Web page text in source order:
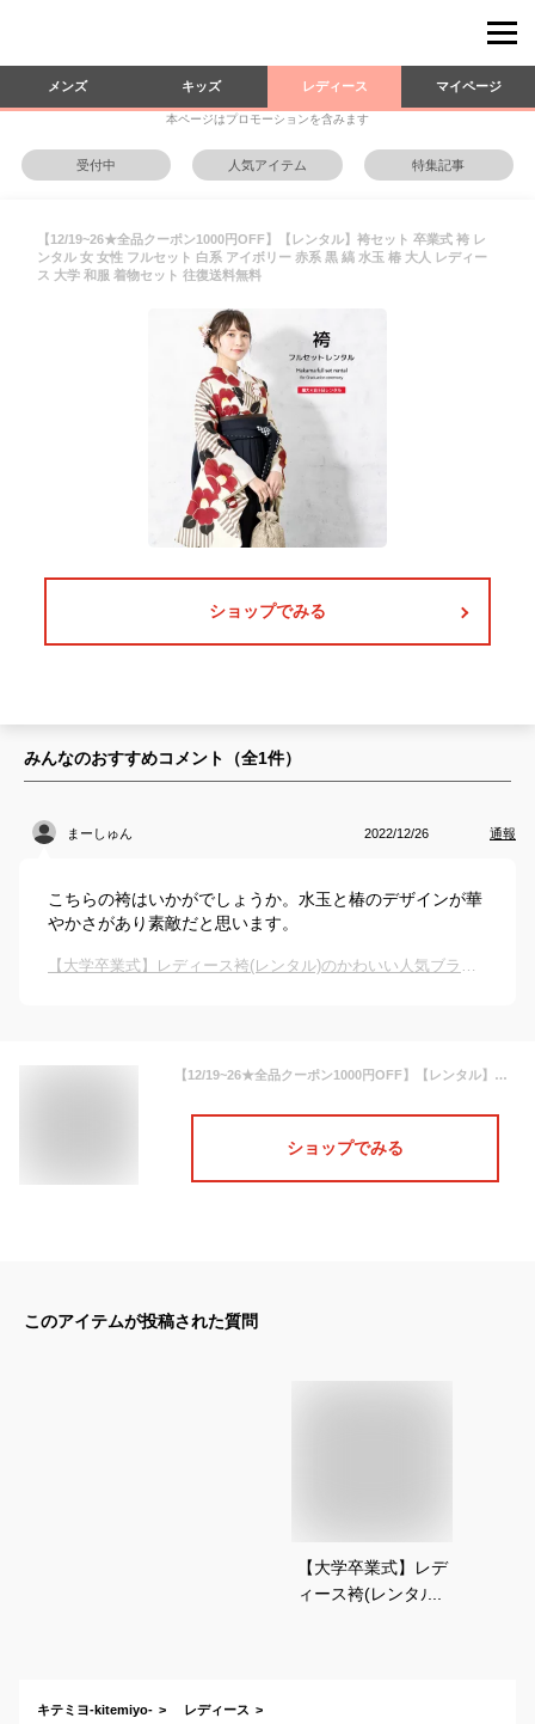
メンズ キッズ レディース マイページ
本ページはプロモーションを含みます
受付中 人気アイテム 特集記事
【12/19~26★全品クーポン1000円OFF】【レンタル】袴セット 卒業式 袴 レ
ンタル 女 女性 フルセット 白系 アイボリー 赤系 黒 縞 水玉 椿 大人 レディー
ス 大学 和服 着物セット 往復送料無料
ショップでみる
みんなのおすすめコメント（全1件）
まーしゅん 2022/12/26 通報
こちらの袴はいかがでしょうか。水玉と椿のデザインが華
やかさがあり素敵だと思います。
【大学卒業式】レディース袴(レンタル)のかわいい人気ブランドのおすすめは？
【12/19~26★全品クーポン1000円OFF】【レンタル】袴セット 卒業式 袴 レンタル 女 女性 フルセット 白系 アイボリー 赤系 黒 縞 水玉 椿 大人 レディース 大学 和服 着物セット 往復送料無料
ショップでみる
このアイテムが投稿された質問
【大学卒業式】レデ
ィース袴(レンタル)
キテミヨ-kitemiyo- レディース